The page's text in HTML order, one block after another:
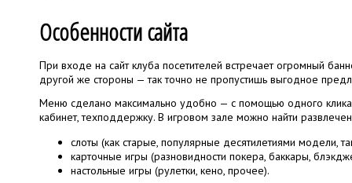
Особенности сайта
При входе на сайт клуба посетителей встречает огромный
другой же стороны — так точно не пропустишь выгодное
Меню сделано максимально удобно — с помощью одного
кабинет, техподдержку. В игровом зале можно найти
слоты (как старые, популярные десятилетиями модели,
карточные игры (разновидности покера, баккары,
настольные игры (рулетки, кено, прочее).